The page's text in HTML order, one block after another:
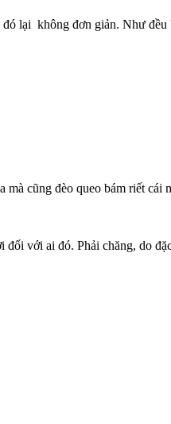
lại không đơn giản. Như
cũng đèo queo bám riết cái
với ai đó. Phải chăng, do